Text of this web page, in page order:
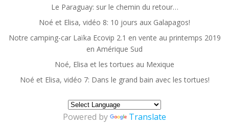
Le Paraguay: sur le chemin du retour…
Noé et Elisa, vidéo 8: 10 jours aux Galapagos!
Notre camping-car Laïka Ecovip 2.1 en vente au printemps 2019
en Amérique Sud
Noé, Elisa et les tortues au Mexique
Noé et Elisa, vidéo 7: Dans le grand bain avec les tortues!
Powered by Translate